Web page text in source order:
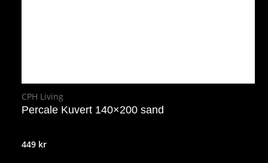
CPH Living
Percale Kuvert 140×200 sand
449 kr